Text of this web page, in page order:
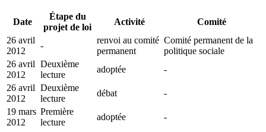
Date
Étape du
projet de loi
Activité
Comité
26 avril
2012
-
renvoi au comité
permanent
Comité permanent de la
politique sociale
26 avril
2012
Deuxième
lecture
adoptée
-
26 avril
2012
Deuxième
lecture
débat
-
19 mars
2012
Première
lecture
adoptée -